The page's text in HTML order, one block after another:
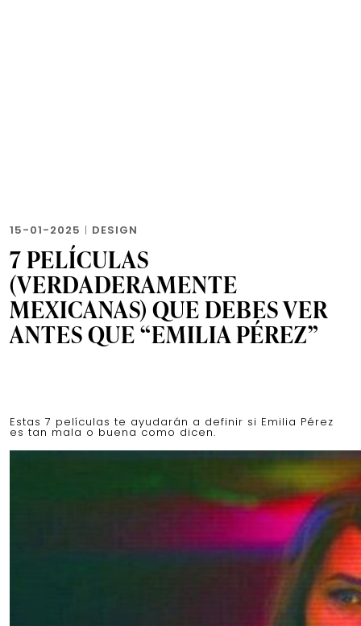
15-01-2025 | DESIGN
7 PELÍCULAS
(VERDADERAMENTE
MEXICANAS) QUE DEBES VER
ANTES QUE “EMILIA PÉREZ”
Estas 7 películas te ayudarán a definir si Emilia Pérez
es tan mala o buena como dicen.